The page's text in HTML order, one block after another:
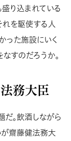
盛り込まれている
れを駆使する人
った施設にいく
すのだろうか。
務大臣
。飲酒しながら
齋藤健法務大